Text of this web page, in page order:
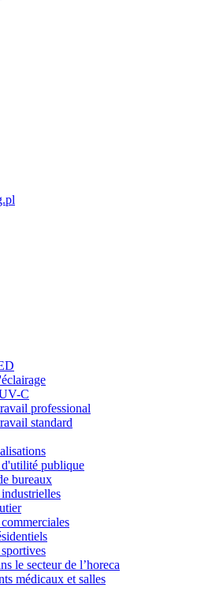
C
professional
standard
publique
bureaux
le secteur de l’horeca
médicaux et salles